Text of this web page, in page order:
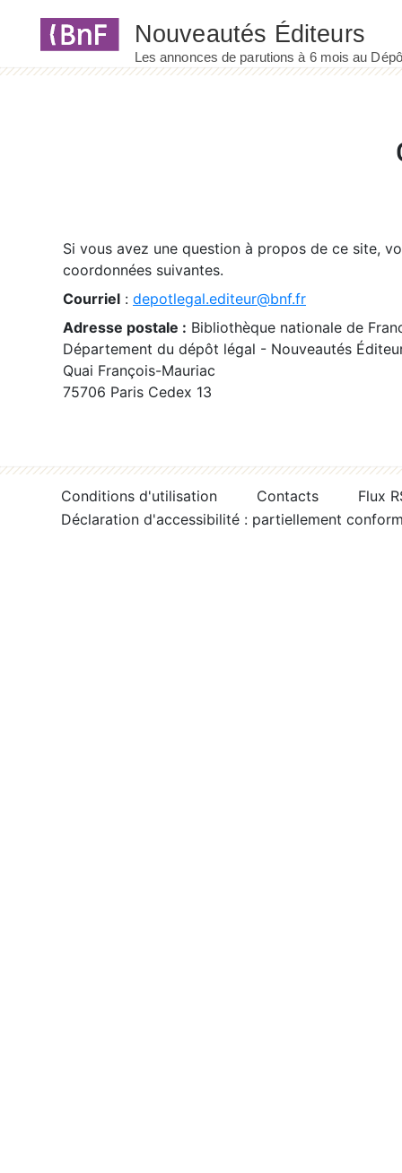
Si vous avez une question à propos de ce site,
coordonnées suivantes.
Courriel : depotlegal.editeur@bnf.fr
Adresse postale : Bibliothèque nationale de
Département du dépôt légal - Nouveautés
Quai François-Mauriac
75706 Paris Cedex 13
Conditions d'utilisation Contacts
Flux
Déclaration d'accessibilité : partiellement